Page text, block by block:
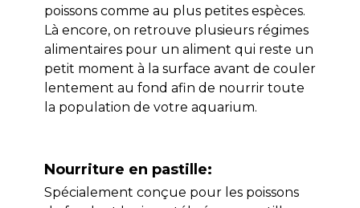
poissons comme au plus petites espèces.
Là encore, on retrouve plusieurs régimes
alimentaires pour un aliment qui reste un
petit moment à la surface avant de couler
lentement au fond afin de nourrir toute
la population de votre aquarium.
Nourriture en pastille:
Spécialement conçue pour les poissons